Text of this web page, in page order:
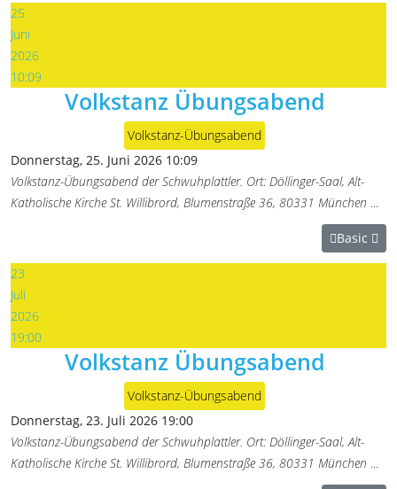
25
Juni
2026
10:09
Volkstanz Übungsabend
Volkstanz-Übungsabend
Donnerstag, 25. Juni 2026 10:09
Volkstanz-Übungsabend der Schwuhplattler. Ort: Döllinger-Saal, Alt-
Katholische Kirche St. Willibrord, Blumenstraße 36, 80331 München ...
Basic
23
Juli
2026
19:00
Volkstanz Übungsabend
Volkstanz-Übungsabend
Donnerstag, 23. Juli 2026 19:00
Volkstanz-Übungsabend der Schwuhplattler. Ort: Döllinger-Saal, Alt-
Katholische Kirche St. Willibrord, Blumenstraße 36, 80331 München ...